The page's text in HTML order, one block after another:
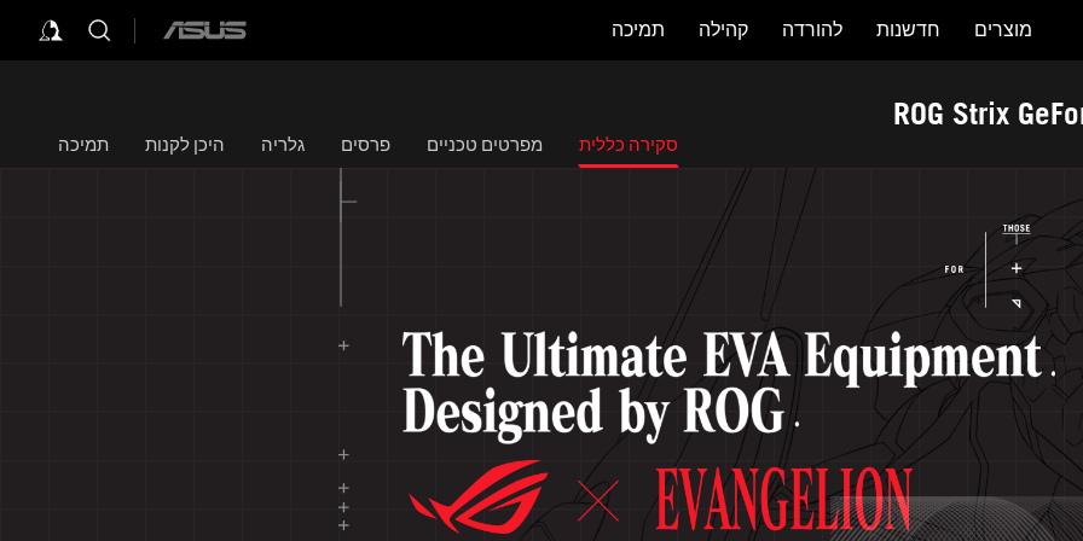
מוצרים חדשנות להורדה קהילה תמיכה
ASUS
ROG Strix
סקירה כללית מפרטים טכניים פרסים גלריה היכן לקנות תמיכה